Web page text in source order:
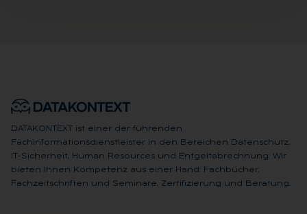
DATAKONTEXT ist einer der führenden
Fachinformationsdienstleister in den Bereichen Datenschutz,
IT-Sicherheit, Human Resources und Entgeltabrechnung. Wir
bieten Ihnen Kompetenz aus einer Hand: Fachbücher,
Fachzeitschriften und Seminare, Zertifizierung und Beratung.